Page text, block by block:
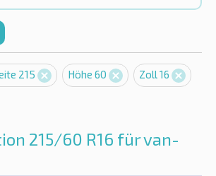
215 Höhe 60 Zoll 16
215/60 R16 für van-